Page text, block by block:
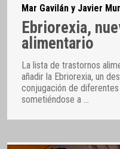
Mar Gavilán y Javier
Ebriorexia,
alimentario
La lista de trastornos
añadir la Ebriorexia, un
conjugación de
sometiéndose a …